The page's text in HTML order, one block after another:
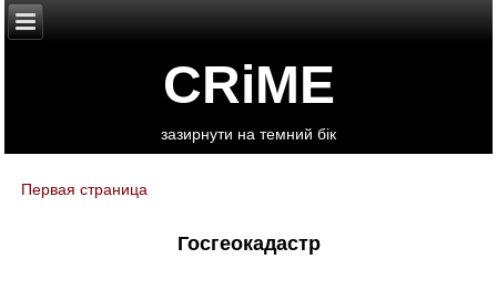
CRiME
зазирнути на темний бік
You are here
Первая страница
Госгеокадастр